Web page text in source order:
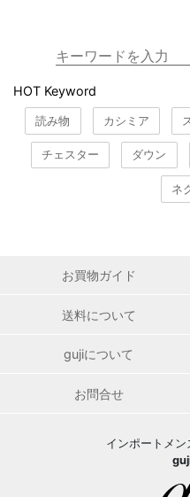
HOT Keyword
読み物 カシミア
チェスター ダウン
ネ
お買物ガイド
送料について
gujiについて
お問合せ
インポートメ